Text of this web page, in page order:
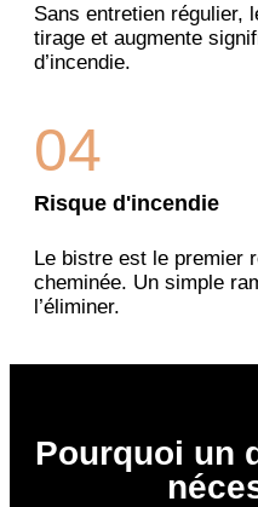
Sans entretien régulier,
tirage et augmente
d’incendie.
04
Risque d'incendie
Le bistre est le premier
cheminée. Un simple
l’éliminer.
Pourquoi un